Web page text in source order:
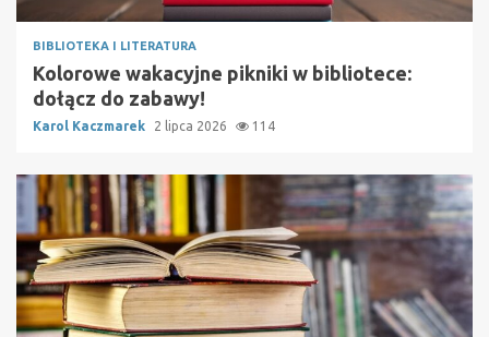
BIBLIOTEKA I LITERATURA
Kolorowe wakacyjne pikniki w bibliotece:
dołącz do zabawy!
Karol Kaczmarek 2 lipca 2026 114